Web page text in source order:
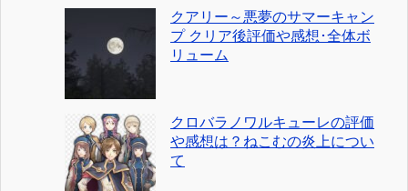
クアリー～悪夢のサマーキャン
プ クリア後評価や感想･全体ボ
リューム
クロバラノワルキューレの評価
や感想は？ねこむの炎上につい
て